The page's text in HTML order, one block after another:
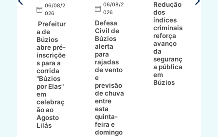
06/08/2
026
Prefeitur
a de
Búzios
abre pré-
inscriçõe
s para a
corrida
"Búzios
por Elas"
em
celebraç
ão ao
Agosto
Lilás
06/08/2
026
Defesa
Civil de
Búzios
alerta
para
rajadas
de vento
e
previsão
de chuva
entre
esta
quinta-
feira e
domingo
Redução
dos
índices
criminais
reforça
avanço
da
seguranç
a pública
em
Búzios